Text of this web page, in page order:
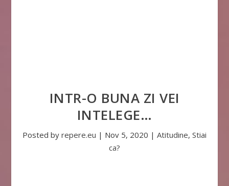
INTR-O BUNA ZI VEI
INTELEGE…
Posted by repere.eu | Nov 5, 2020 | Atitudine, Stiai
ca?